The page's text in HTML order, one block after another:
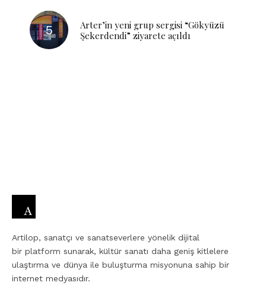
Arter’in yeni grup sergisi “Gökyüzü
Şekerdendi” ziyarete açıldı
Artilop, sanatçı ve sanatseverlere yönelik dijital
bir platform sunarak, kültür sanatı daha geniş kitlelere
ulaştırma ve dünya ile buluşturma misyonuna sahip bir
internet medyasıdır.